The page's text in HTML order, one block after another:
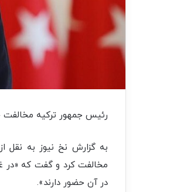
رئیس جمهور ترکیه مخالفت
به گزارش نخ نیوز به نقل
مخالفت کرد و گفت که «در
در آن حضور دارند».